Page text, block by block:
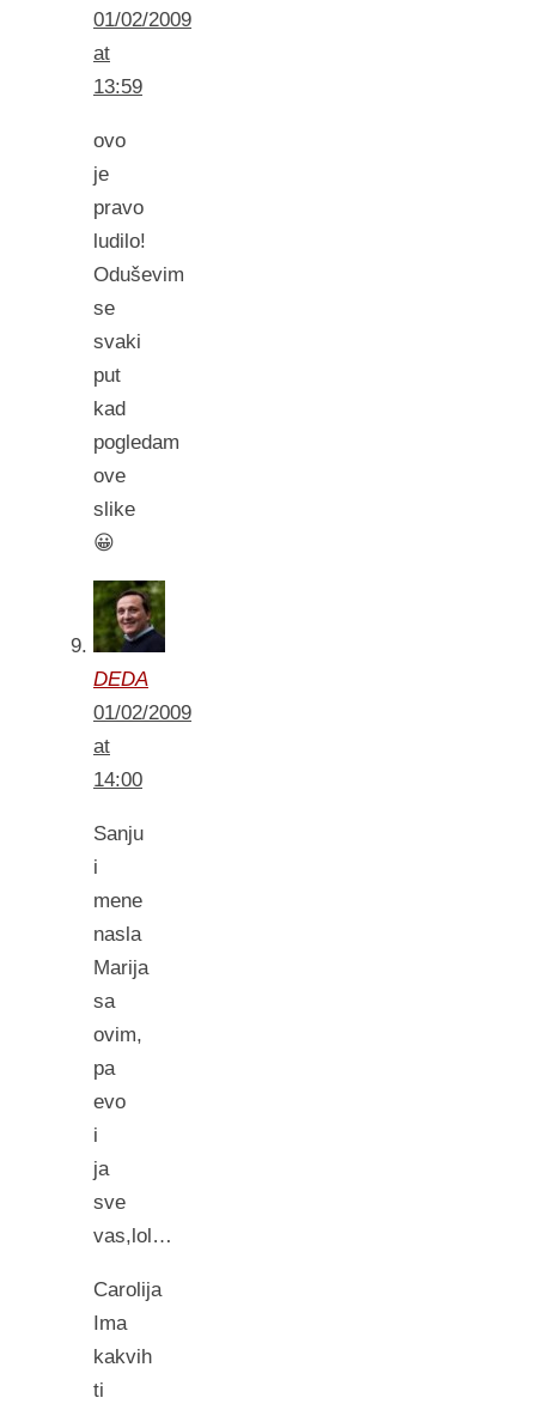
01/02/2009
at
13:59
ovo
je
pravo
ludilo!
Oduševim
se
svaki
put
kad
pogledam
ove
slike
😀
DEDA
01/02/2009
at
14:00
Sanju
i
mene
nasla
Marija
sa
ovim,
pa
evo
i
ja
sve
vas,lol…
Carolija
Ima
kakvih
ti